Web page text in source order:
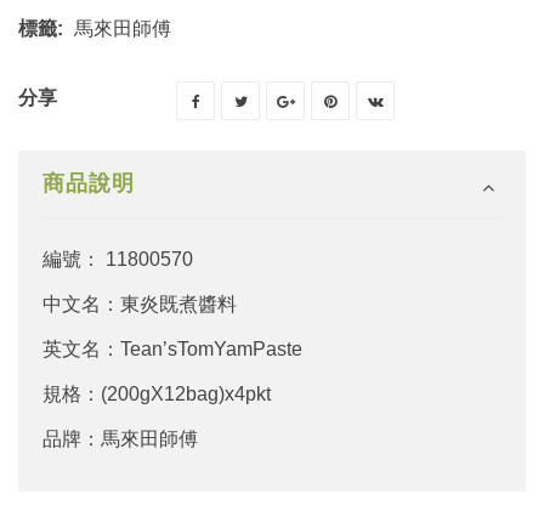
標籤: 馬來田師傅
分享
商品說明
編號： 11800570
中文名：東炎既煮醬料
英文名：Tean’sTomYamPaste
規格：(200gX12bag)x4pkt
品牌：馬來田師傅